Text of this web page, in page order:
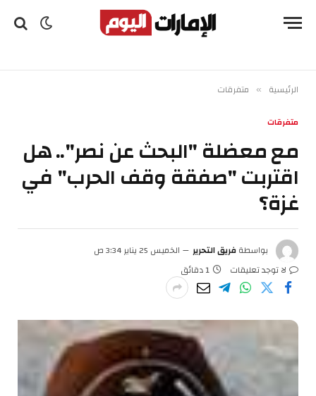
الرئيسية » متفرقات
متفرقات
مع معضلة "البحث عن نصر".. هل
اقتربت "صفقة وقف الحرب" في
غزة؟
بواسطةفريق التحرير
الخميس 25 يناير 3:34 ص
لا توجد تعليقات
1 دقائق